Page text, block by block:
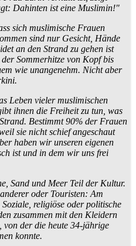
Dahinten ist eine Muslimin!"
sich muslimische Frauen
sind nur Gesicht, Hände
an den Strand zu gehen ist
Sommerhitze von Kopf bis
wie unangenehm. Nicht aber
Leben vieler muslimischen
ihnen die Freiheit zu tun, was
Bestimmt 90% der Frauen
sie nicht schief angeschaut
haben wir unseren eigenen
ist und in dem wir uns frei
Sand und Meer Teil der Kultur.
oder Touristen: Am
religiöse oder politische
zusammen mit den Kleidern
von der die heute 34-jährige
konnte.